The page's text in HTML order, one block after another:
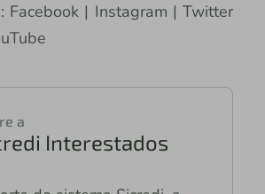
Facebook | Instagram | Twitter
a
Interestados